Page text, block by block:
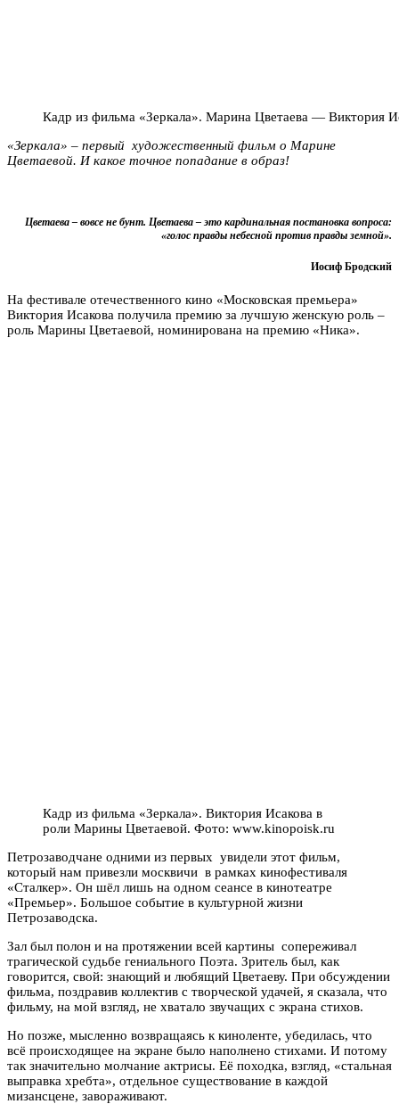
Кадр из фильма «Зеркала». Марина Цветаева — Виктория
«Зеркала» – первый художественный фильм о Марине
Цветаевой. И какое точное попадание в образ!
Цветаева – вовсе не бунт. Цветаева – это кардинальная постановка вопроса:
«голос правды небесной против правды земной».
Иосиф Бродский
На фестивале отечественного кино «Московская премьера»
Виктория Исакова получила премию за лучшую женскую роль –
роль Марины Цветаевой, номинирована на премию «Ника».
Кадр из фильма «Зеркала». Виктория Исакова в
роли Марины Цветаевой. Фото: www.kinopoisk.ru
Петрозаводчане одними из первых увидели этот фильм,
который нам привезли москвичи в рамках кинофестиваля
«Сталкер». Он шёл лишь на одном сеансе в кинотеатре
«Премьер». Большое событие в культурной жизни
Петрозаводска.
Зал был полон и на протяжении всей картины сопереживал
трагической судьбе гениального Поэта. Зритель был, как
говорится, свой: знающий и любящий Цветаеву. При обсуждении
фильма, поздравив коллектив с творческой удачей, я сказала, что
фильму, на мой взгляд, не хватало звучащих с экрана стихов.
Но позже, мысленно возвращаясь к киноленте, убедилась, что
всё происходящее на экране было наполнено стихами. И потому
так значительно молчание актрисы. Её походка, взгляд, «стальная
выправка хребта», отдельное существование в каждой
мизансцене, завораживают.